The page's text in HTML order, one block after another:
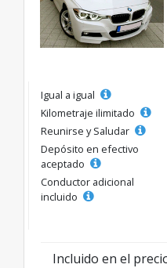
Igual a igual
Kilometraje ilimitado
Reunirse y Saludar
Depósito en efectivo
aceptado
Conductor adicional
incluido
Incluido en el